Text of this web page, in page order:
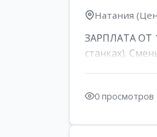
Натания
ЗАРПЛАТА ОТ
станках).
0 просмотров